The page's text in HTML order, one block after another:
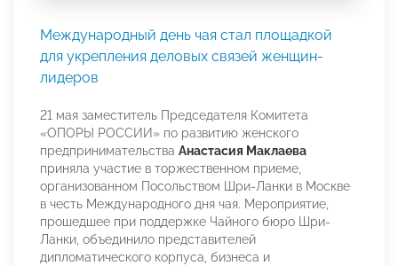
Международный день чая стал площадкой
для укрепления деловых связей женщин-
лидеров
21 мая заместитель Председателя Комитета
«ОПОРЫ РОССИИ» по развитию женского
предпринимательства Анастасия Маклаева
приняла участие в торжественном приеме,
организованном Посольством Шри-Ланки в Москве
в честь Международного дня чая. Мероприятие,
прошедшее при поддержке Чайного бюро Шри-
Ланки, объединило представителей
дипломатического корпуса, бизнеса и